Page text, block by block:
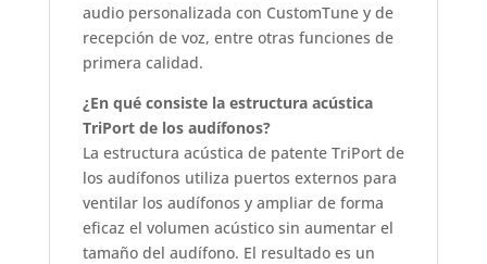
audio personalizada con CustomTune y de
recepción de voz, entre otras funciones de
primera calidad.
¿En qué consiste la estructura acústica
TriPort de los audífonos?
La estructura acústica de patente TriPort de
los audífonos utiliza puertos externos para
ventilar los audífonos y ampliar de forma
eficaz el volumen acústico sin aumentar el
tamaño del audífono. El resultado es un